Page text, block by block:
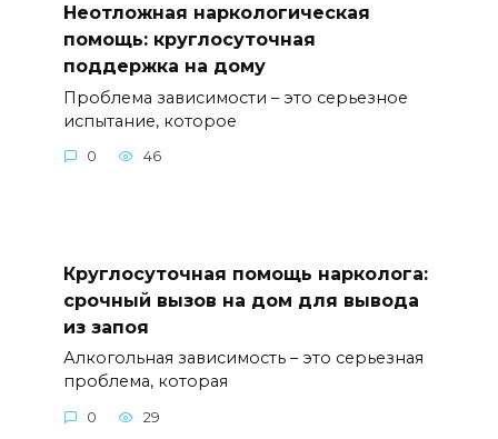
Неотложная наркологическая
помощь: круглосуточная
поддержка на дому
Проблема зависимости – это серьезное
испытание, которое
0 46
Круглосуточная помощь нарколога:
срочный вызов на дом для вывода
из запоя
Алкогольная зависимость – это серьезная
проблема, которая
0 29